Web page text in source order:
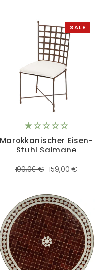
SALE
Marokkanischer Eisen-
Stuhl Salmane
Normaler
199,00 € Sonderpreis
159,00 €